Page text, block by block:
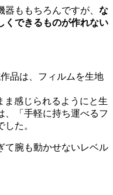
ももちろんですが、 な
くできるものが作れない
品は、フィルムを生地
ま感じられるようにと生
、「手軽に持ち運べるフ
た。
て腕も動かせないレベル